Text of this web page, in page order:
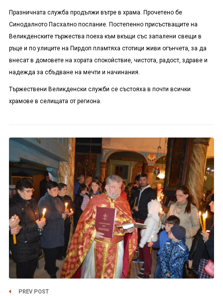
Празничната служба продължи вътре в храма. Прочетено бе
Синодалното Пасхално послание. Постепенно присъстващите на
Великденските тържества поеха към вкъщи със запалени свещи в
ръце и по улиците на Пирдоп пламтяха стотици живи огънчета, за да
внесат в домовете на хората спокойствие, чистота, радост, здраве и
надежда за сбъдване на мечти и начинания.
Тържествени Великденски служби се състояха в почти всички
храмове в селищата от региона.
PREV POST